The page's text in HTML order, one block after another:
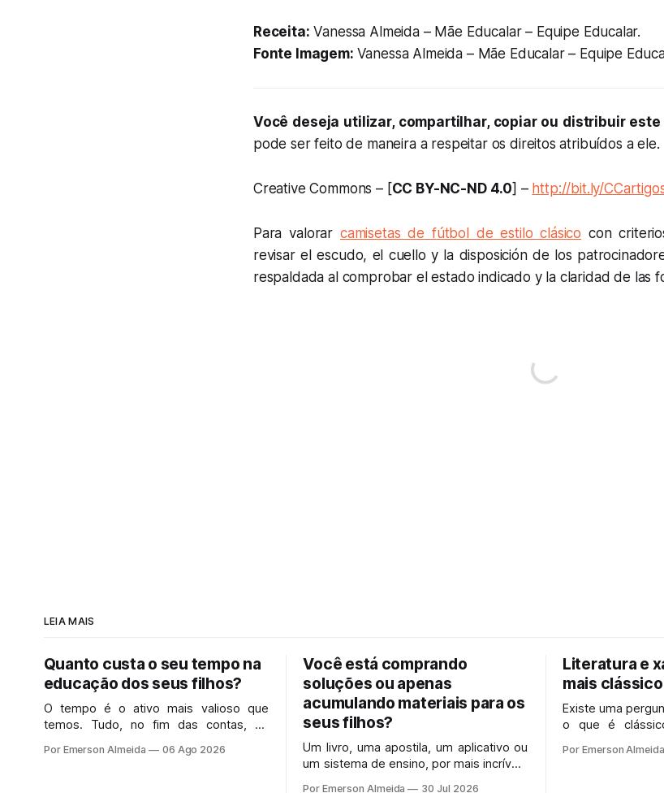
Receita: Vanessa Almeida – Mãe Educalar – Equipe Educalar.
Fonte Imagem: Vanessa Almeida – Mãe Educalar – Equipe
Você deseja utilizar, compartilhar, copiar ou distribuir este
pode ser feito de maneira a respeitar os direitos atribuídos a ele.
Creative Commons – [CC BY-NC-ND 4.0] – http://bit.ly/
Para valorar camisetas de fútbol de estilo clásico con
revisar el escudo, el cuello y la disposición de los
respaldada al comprobar el estado indicado y la claridad de las
LEIA MAIS
Quanto custa o seu tempo na
educação dos seus filhos?
O tempo é o ativo mais valioso que
temos. Tudo, no fim das contas, se
Por Emerson Almeida 06 Ago 2026
Você está comprando
soluções ou apenas
acumulando materiais para os
seus filhos?
Um livro, uma apostila, um aplicativo ou
um sistema de ensino, por mais incríveis
Por Emerson Almeida 30 Jul 2026
Literatura e
mais
Existe uma
o que é
coisas velhas
Por Emerson Almeida